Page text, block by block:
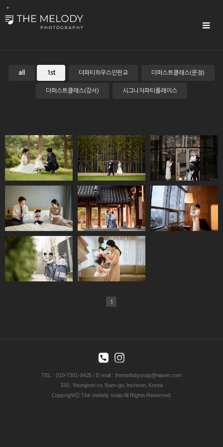
Toggle
all 1st 더파티하우스인판교 더퍼스트클래스(문정)
더퍼스트클래스(강서) 시그니처파티플레이스
오라카이호텔(송
도)
광명테이크호텔
코트야드메리어트
(광교)
광명테이크호텔 경원재
코트야드메리어트
(판교)
우설화 쉐어더모먼트
1
TEL : 010-7301-8425 / E-mail : themelodysnap@naver.com
330, Yeomjeon-ro, Nam-gu, Incheon, Korea
Copyrightⓒ The melody snap All Rights Reserved.